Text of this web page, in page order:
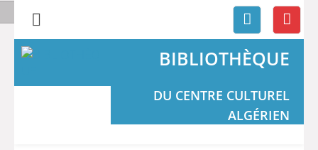
BIBLIOTHÈQUE
DU CENTRE CULTUREL
ALGÉRIEN